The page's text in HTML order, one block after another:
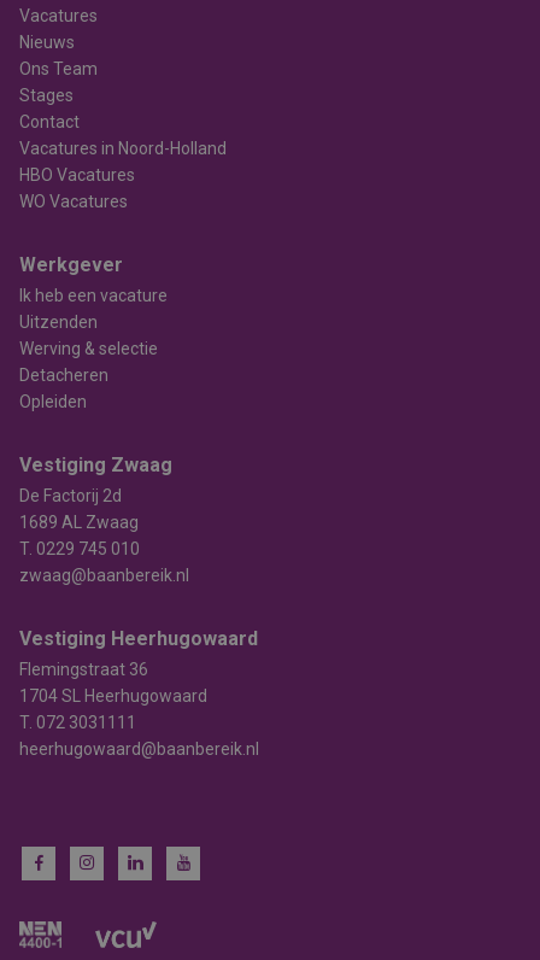
Vacatures
Nieuws
Ons Team
Stages
Contact
Vacatures in Noord-Holland
HBO Vacatures
WO Vacatures
Werkgever
Ik heb een vacature
Uitzenden
Werving & selectie
Detacheren
Opleiden
Vestiging Zwaag
De Factorij 2d
1689 AL Zwaag
T. 0229 745 010
zwaag@baanbereik.nl
Vestiging Heerhugowaard
Flemingstraat 36
1704 SL Heerhugowaard
T. 072 3031111
heerhugowaard@baanbereik.nl